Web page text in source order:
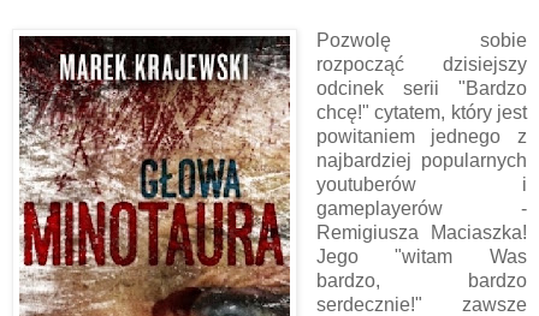
Pozwolę sobie
rozpocząć dzisiejszy
odcinek serii "Bardzo
chcę!" cytatem, który jest
powitaniem jednego z
najbardziej popularnych
youtuberów i
gameplayerów -
Remigiusza Maciaszka!
Jego "witam Was
bardzo, bardzo
serdecznie!" zawsze